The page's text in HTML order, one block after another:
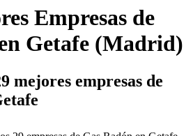
Empresas de
Getafe (Madrid)
mejores empresas de